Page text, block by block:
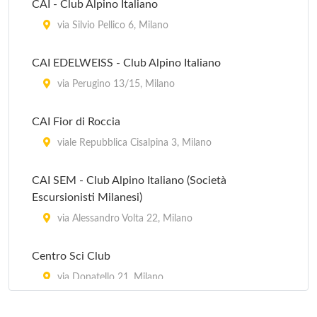
CAI - Club Alpino Italiano
via Silvio Pellico 6, Milano
CAI EDELWEISS - Club Alpino Italiano
via Perugino 13/15, Milano
CAI Fior di Roccia
viale Repubblica Cisalpina 3, Milano
CAI SEM - Club Alpino Italiano (Società
Escursionisti Milanesi)
via Alessandro Volta 22, Milano
Centro Sci Club
via Donatello 21, Milano